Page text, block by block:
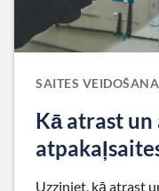
SAITES VEIDOŠANA
Kā atrast
Uzziniet, kā atrast